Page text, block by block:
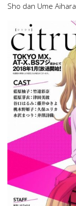
Sho dan Ume Aihara.